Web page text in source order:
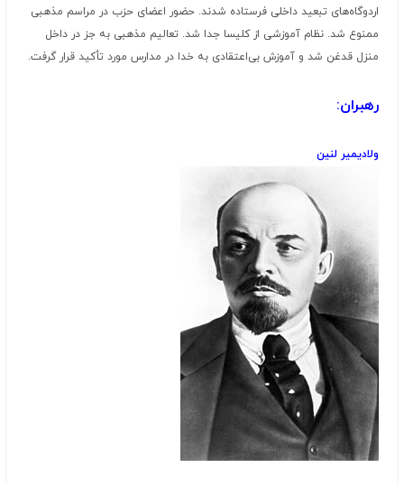
اردوگاه‌های تبعید داخلی فرستاده شدند. حضور اعضای حزب در مراسم مذهبی
ممنوع شد. نظام آموزشی از کلیسا جدا شد. تعالیم مذهبی به جز در داخل
منزل قدغن شد و آموزش بی‌اعتقادی به خدا در مدارس مورد تأکید قرار گرفت.
رهبران:
ولادیمیر لنین